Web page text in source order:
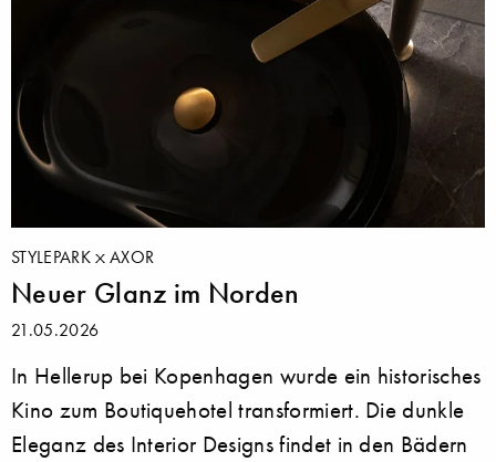
STYLEPARK AXOR
Neuer Glanz im Norden
21.05.2026
In Hellerup bei Kopenhagen wurde ein historisches
Kino zum Boutiquehotel transformiert. Die dunkle
Eleganz des Interior Designs findet in den Bädern